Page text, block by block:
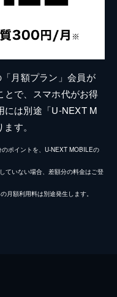
月額プラン」会員が
とで、スマホ代がお得
には別途「U-NEXT M
す。
ポイントを、U-NEXT MOBILEの
ていない場合、差額分の料金はご登
月額利用料は別途発生します。